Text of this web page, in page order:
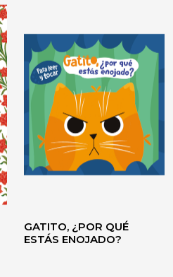
VOLVER A CREER
GATITO, ¿POR QUÉ
ESTÁS ENOJADO?